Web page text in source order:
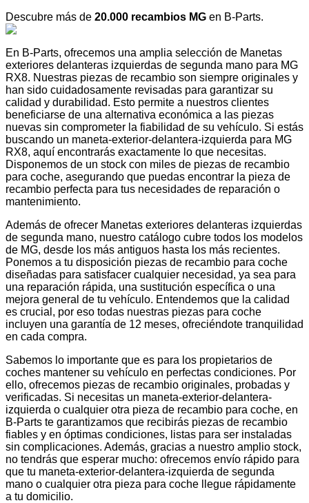
Descubre más de 20.000 recambios MG en B-Parts.
En B-Parts, ofrecemos una amplia selección de Manetas
exteriores delanteras izquierdas de segunda mano para MG
RX8. Nuestras piezas de recambio son siempre originales y
han sido cuidadosamente revisadas para garantizar su
calidad y durabilidad. Esto permite a nuestros clientes
beneficiarse de una alternativa económica a las piezas
nuevas sin comprometer la fiabilidad de su vehículo. Si estás
buscando un maneta-exterior-delantera-izquierda para MG
RX8, aquí encontrarás exactamente lo que necesitas.
Disponemos de un stock con miles de piezas de recambio
para coche, asegurando que puedas encontrar la pieza de
recambio perfecta para tus necesidades de reparación o
mantenimiento.
Además de ofrecer Manetas exteriores delanteras izquierdas
de segunda mano, nuestro catálogo cubre todos los modelos
de MG, desde los más antiguos hasta los más recientes.
Ponemos a tu disposición piezas de recambio para coche
diseñadas para satisfacer cualquier necesidad, ya sea para
una reparación rápida, una sustitución específica o una
mejora general de tu vehículo. Entendemos que la calidad
es crucial, por eso todas nuestras piezas para coche
incluyen una garantía de 12 meses, ofreciéndote tranquilidad
en cada compra.
Sabemos lo importante que es para los propietarios de
coches mantener su vehículo en perfectas condiciones. Por
ello, ofrecemos piezas de recambio originales, probadas y
verificadas. Si necesitas un maneta-exterior-delantera-
izquierda o cualquier otra pieza de recambio para coche, en
B-Parts te garantizamos que recibirás piezas de recambio
fiables y en óptimas condiciones, listas para ser instaladas
sin complicaciones. Además, gracias a nuestro amplio stock,
no tendrás que esperar mucho: ofrecemos envío rápido para
que tu maneta-exterior-delantera-izquierda de segunda
mano o cualquier otra pieza para coche llegue rápidamente
a tu domicilio.